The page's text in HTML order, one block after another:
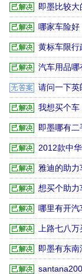
即墨比较大
哪家车险好
黄标车限行
汽车用品哪
请问一下英
我想买个车
即墨哪有二
2012款中
雅迪的助力
想买个助力
哪里有开汽
上路七八
即墨有东南